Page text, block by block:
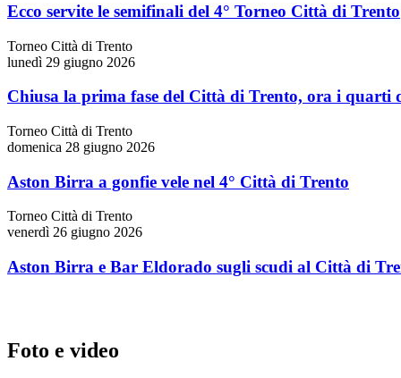
Ecco servite le semifinali del 4° Torneo Città di Trento
Torneo Città di Trento
lunedì 29 giugno 2026
Chiusa la prima fase del Città di Trento, ora i quarti
Torneo Città di Trento
domenica 28 giugno 2026
Aston Birra a gonfie vele nel 4° Città di Trento
Torneo Città di Trento
venerdì 26 giugno 2026
Aston Birra e Bar Eldorado sugli scudi al Città di
Foto e video